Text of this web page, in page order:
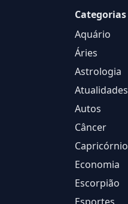
Categorias
Aquário
Áries
Astrologia
Atualidades
Autos
Câncer
Capricórnio
Economia
Escorpião